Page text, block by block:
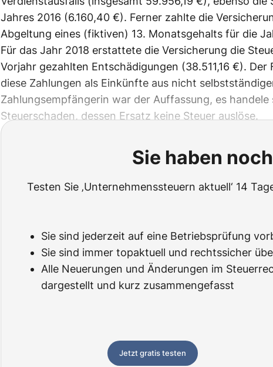
Jahres 2016 (6.160,40 €). Ferner zahlte die
Abgeltung eines (fiktiven) 13. Monatsgehalts für die
Für das Jahr 2018 erstattete die Versicherung die
Vorjahr gezahlten Entschädigungen (38.511,16 €). Der
diese Zahlungen als Einkünfte aus nicht
Zahlungsempfängerin war der Auffassung, es handele
Steuerschaden, dessen Ersatz keine Steuer auslöse.
Sie haben
Testen Sie ‚Unternehmenssteuern aktuell‘ 14
Sie sind jederzeit auf eine Betriebsprüfung
Sie sind immer topaktuell und rechtssicher
Alle Neuerungen und Änderungen im
dargestellt und kurz zusammengefasst
Jetzt gratis testen